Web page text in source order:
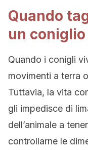
Quando
un coniglio
Quando i conigli
movimenti a terra
Tuttavia, la vita
gli impedisce di
dell’animale a
controllarne le